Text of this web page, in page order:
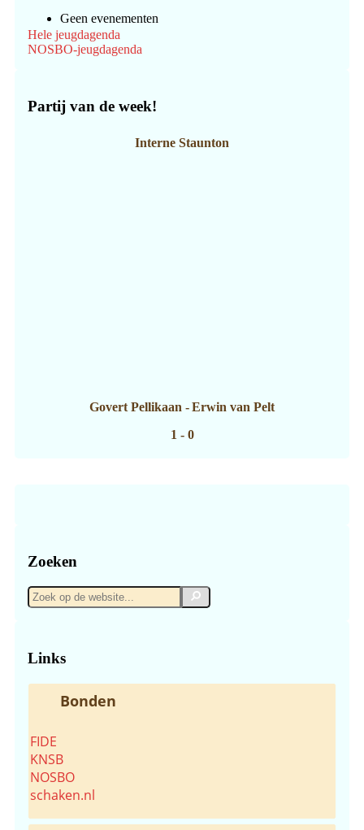
Geen evenementen
Hele jeugdagenda
NOSBO-jeugdagenda
Partij van de week!
Interne Staunton
Govert Pellikaan - Erwin van Pelt
1 - 0
Zoeken
Zoek
op
Zoek
Links
Bonden
FIDE
KNSB
NOSBO
schaken.nl